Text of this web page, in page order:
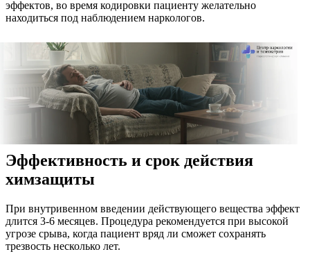
эффектов, во время кодировки пациенту желательно
находиться под наблюдением наркологов.
Эффективность и срок действия
химзащиты
При внутривенном введении действующего вещества эффект
длится 3-6 месяцев. Процедура рекомендуется при высокой
угрозе срыва, когда пациент вряд ли сможет сохранять
трезвость несколько лет.